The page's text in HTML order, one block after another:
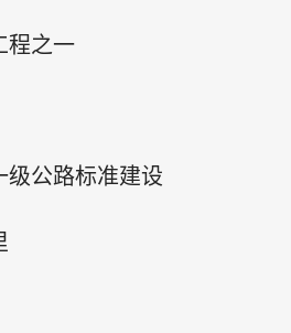
程之一
级公路标准建设